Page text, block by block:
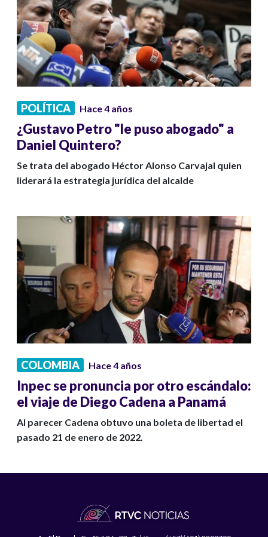
POLÍTICA Hace 4 años
¿Gustavo Petro "le puso abogado" a
Daniel Quintero?
Se trata del abogado Héctor Alonso Carvajal quien
liderará la estrategia jurídica del alcalde
COLOMBIA Hace 4 años
Inpec se pronuncia por otro escándalo:
el viaje de Diego Cadena a Panamá
Al parecer Cadena obtuvo una boleta de libertad el
pasado 21 de enero de 2022.